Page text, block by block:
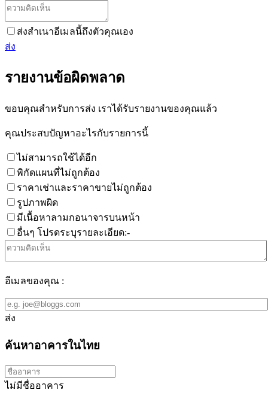
ส่งสำเนาอีเมลนี้ถึงตัวคุณเอง
ส่ง
รายงานข้อผิดพลาด
ขอบคุณสำหรับการส่ง เราได้รับรายงานของคุณแล้ว
คุณประสบปัญหาอะไรกับรายการนี้
ไม่สามารถใช้ได้อีก
พิกัดแผนที่ไม่ถูกต้อง
ราคาเช่าและราคาขายไม่ถูกต้อง
รูปภาพผิด
มีเนื้อหาลามกอนาจารบนหน้า
อื่นๆ โปรดระบุรายละเอียด:-
อีเมลของคุณ :
ส่ง
ค้นหาอาคารในไทย
ไม่มีชื่ออาคาร